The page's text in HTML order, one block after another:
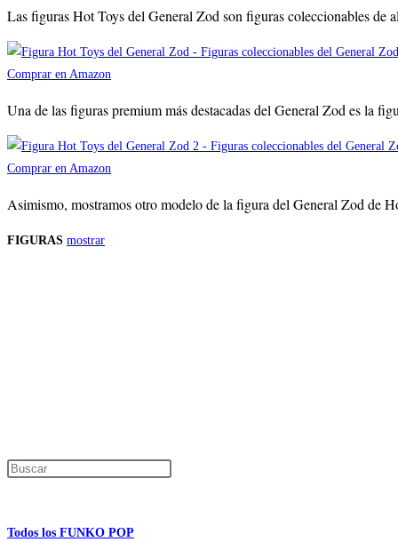
Las figuras Hot Toys del General Zod son figuras coleccionables
Comprar en Amazon
Una de las figuras premium más destacadas del General Zod es la
Comprar en Amazon
Asimismo, mostramos otro modelo de la figura del General Zod de
FIGURAS mostrar
Todos los FUNKO POP